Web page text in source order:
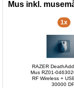
Mus inkl.
1x
RAZER
Mus RZ01-
RF Wireless +
30000